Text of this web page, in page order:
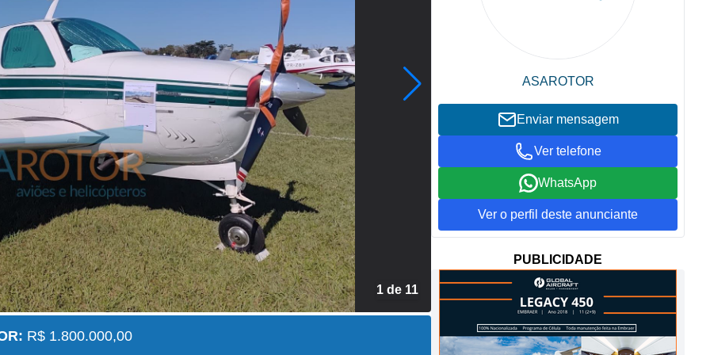
2 de 11
R$ 1.800.000,00
ASAROTOR
Enviar mensagem
Ver telefone
WhatsApp
Ver o perfil deste anunciante
PUBLICIDADE